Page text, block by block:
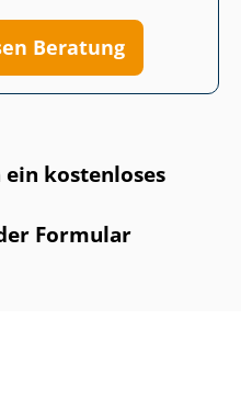
kostenloses
Formular
Beratung